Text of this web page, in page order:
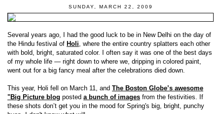
SUNDAY, MARCH 22, 2009
Several years ago, I had the good luck to be in New Delhi on the day of
the Hindu festival of Holi , where the entire country splatters each other
with bold, bright, saturated color. I often say it was one of the best days
of my whole life — right down to where we, dripping in colored paint,
went out for a big fancy meal after the celebrations died down.
This year, Holi fell on March 11, and The Boston Globe’s awesome
"Big Picture blog posted a bunch of images from the festivities. If
these shots don’t get you in the mood for Spring's big, bright, punchy